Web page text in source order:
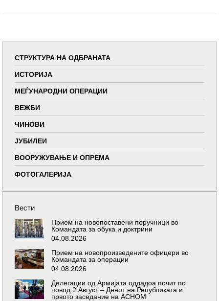
СТРУКТУРА НА ОДБРАНАТА
ИСТОРИЈА
МЕЃУНАРОДНИ ОПЕРАЦИИ
ВЕЖБИ
ЧИНОВИ
ЈУБИЛЕИ
ВООРУЖУВАЊЕ И ОПРЕМА
ФОТОГАЛЕРИЈА
Вести
Прием на новопоставени поручници во
Командата за обука и доктрини
04.08.2026
Прием на новопроизведените офицери во
Командата за операции
04.08.2026
Делегации од Армијата оддадоа почит по
повод 2 Август – Денот на Републиката и
првото заседание на АСНОМ